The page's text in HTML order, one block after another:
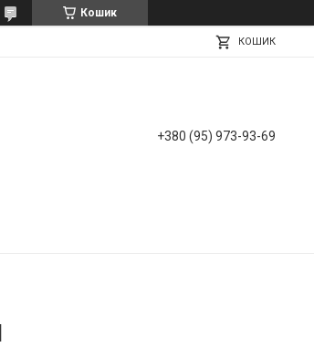
Кошик
КОШИК
+380 (95) 973-93-69